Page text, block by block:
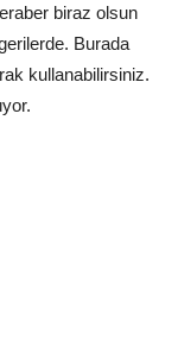
biraz olsun
Burada
kullanabilirsiniz.